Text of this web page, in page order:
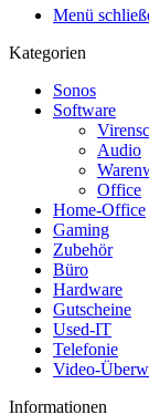
Menü
Kategorien
Sonos
Software
Audio
Office
Home-Office
Gaming
Zubehör
Büro
Hardware
Gutscheine
Used-IT
Telefonie
Video-
Informationen